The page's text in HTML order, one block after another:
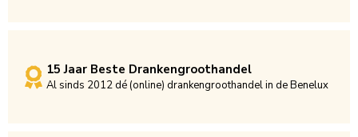
15 Jaar Beste Drankengroothandel
Al sinds 2012 dé (online) drankengroothandel in de Benelux